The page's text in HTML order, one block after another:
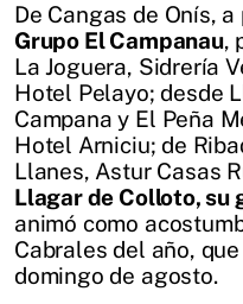
De Cangas de Onís,
Grupo El Campanau,
La Joguera, Sidrería
Hotel Pelayo; desde
Campana y El Peña
Hotel Arniciu; de
Llanes, Astur Casas
Llagar de Colloto, su
animó como
Cabrales del año,
domingo de agosto.